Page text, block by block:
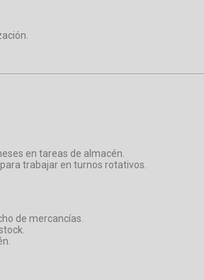
en tareas de almacén.
trabajar en turnos rotativos.
de mercancías.